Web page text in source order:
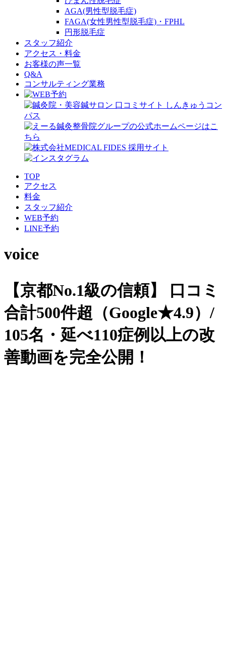
AGA(男性型脱毛症)
FAGA(女性男性型脱毛症)・FPHL
円形脱毛症
スタッフ紹介
アクセス・料金
お客様の声一覧
Q&A
コンサルティング業務
TOP
アクセス
料金
スタッフ紹介
WEB予約
LINE予約
voice
【京都No.1級の信頼】
口コミ
合計500件超（Google★4.9）/
105名・延べ110症例以上の改
善動画を完全公開！